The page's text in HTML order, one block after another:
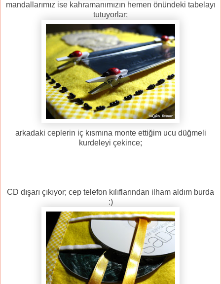
mandallarımız ise kahramanımızın hemen önündeki tabelayı
tutuyorlar;
arkadaki ceplerin iç kısmına monte ettiğim ucu düğmeli
kurdeleyi çekince;
CD dışarı çıkıyor; cep telefon kılıflarından ilham aldım burda
:)